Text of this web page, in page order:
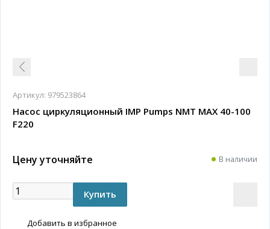
Артикул: 979523864
Насос циркуляционный IMP Pumps NMT MAX 40-100
F220
Цену уточняйте В наличии
Добавить в избранное